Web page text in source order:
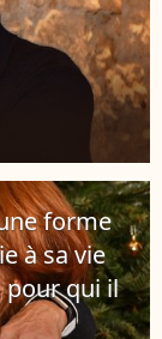
forme
à sa vie
pour qui il